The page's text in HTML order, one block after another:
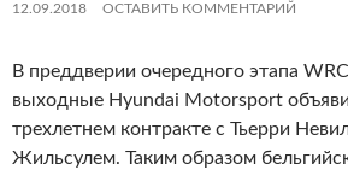
12.09.2018 ОСТАВИТЬ КОММЕНТАРИЙ
В преддверии очередного этапа
выходные Hyundai Motorsport
трехлетнем контракте с Тьерри
Жильсулем. Таким образом